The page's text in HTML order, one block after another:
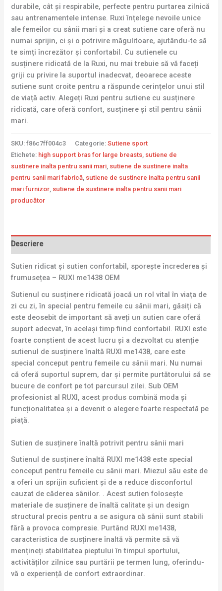
durabile, cât și respirabile, perfecte pentru purtarea zilnică
sau antrenamentele intense. Ruxi înțelege nevoile unice
ale femeilor cu sânii mari și a creat sutiene care oferă nu
numai sprijin, ci și o potrivire măgulitoare, ajutându-te să
te simți încrezător și confortabil. Cu sutienele cu
susținere ridicată de la Ruxi, nu mai trebuie să vă faceți
griji cu privire la suportul inadecvat, deoarece aceste
sutiene sunt croite pentru a răspunde cerințelor unui stil
de viață activ. Alegeți Ruxi pentru sutiene cu susținere
ridicată, care oferă confort, susținere și stil pentru sânii
mari.
SKU:f86c7ff004c3 Categorie:Sutiene sport
Etichete: high support bras for large breasts sutiene de
sustinere inalta pentru sanii mari sutiene de sustinere inalta
pentru sanii mari fabrică sutiene de sustinere inalta pentru sanii
mari furnizor sutiene de sustinere inalta pentru sanii mari
producător
Descriere
Sutien ridicat și sutien confortabil, sporește încrederea și
frumusețea – RUXI me1438 OEM
Sutienul cu susținere ridicată joacă un rol vital în viața de
zi cu zi, în special pentru femeile cu sânii mari, găsiți că
este deosebit de important să aveți un sutien care oferă
suport adecvat, în același timp fiind confortabil. RUXI este
foarte conștient de acest lucru și a dezvoltat cu atenție
sutienul de susținere înaltă RUXI me1438, care este
special conceput pentru femeile cu sânii mari. Nu numai
că oferă suportul suprem, dar și permite purtătorului să se
bucure de confort pe tot parcursul zilei. Sub OEM
profesionist al RUXI, acest produs combină moda și
funcționalitatea și a devenit o alegere foarte respectată pe
piață.
Sutien de susținere înaltă potrivit pentru sânii mari
Sutienul de susținere înaltă RUXI me1438 este special
conceput pentru femeile cu sânii mari. Miezul său este de
a oferi un sprijin suficient și de a reduce disconfortul
cauzat de căderea sânilor. . Acest sutien folosește
materiale de susținere de înaltă calitate și un design
structural precis pentru a se asigura că sânii sunt stabili
fără a provoca compresie. Purtând RUXI me1438,
caracteristica de susținere înaltă vă permite să vă
mențineți stabilitatea pieptului în timpul sportului,
activităților zilnice sau purtării pe termen lung, oferindu-
vă o experiență de confort extraordinar.